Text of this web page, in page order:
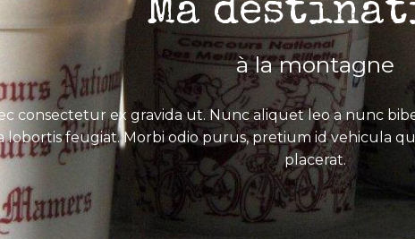
Ma
à la montagne
consectetur ex gravida ut. Nunc aliquet leo a nunc
lobortis feugiat. Morbi odio purus, pretium id vehicula
placerat.